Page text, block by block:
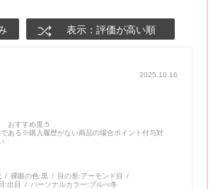
表示：評価が高い順
2025.10.16
おすすめ度:5
ある※購入履歴がない商品の場合ポイント付与対
裸眼の色:黒 目の形:アーモンド目
:出目 パーソナルカラー:ブルべ冬